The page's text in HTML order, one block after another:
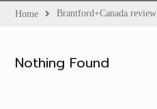
Home Brantford+Canada review
Nothing Found